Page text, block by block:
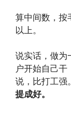
算中间数，按
以上。
说实话，做为
户开始自己
说，比打工强
提成好。